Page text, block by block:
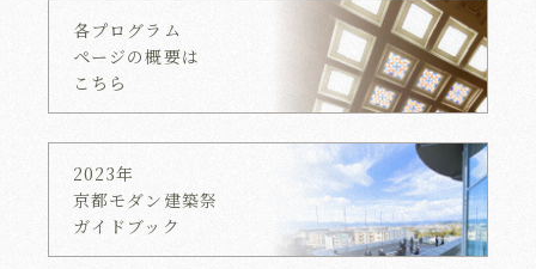
各プログラム
ページの概要は
こちら
2023年
京都モダン建築祭
ガイドブック